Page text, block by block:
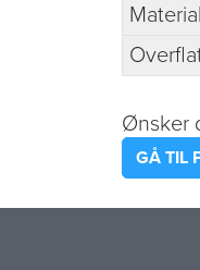
Ønsker
GÅ TIL